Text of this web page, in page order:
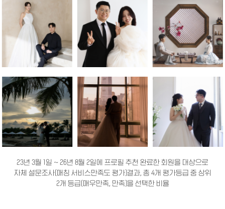
23년 3월 1일 ~ 26년 8월 2일에 프로필 추천 완료한 회원을 대상으로
자체 설문조사(매칭 서비스만족도 평가)결과, 총 4개 평가등급 중 상위
2개 등급(매우만족, 만족)을 선택한 비율